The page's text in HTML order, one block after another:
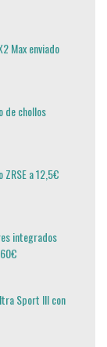
Max enviado
de chollos
a 12,5€
integrados
Sport III con